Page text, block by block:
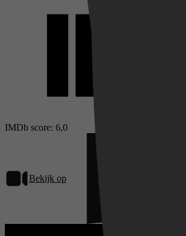
IMDb score: 6,0
Bekijk op